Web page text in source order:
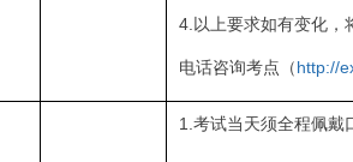
4.以上要求如有变化，
电话咨询考点（http://
1.考试当天须全程佩戴